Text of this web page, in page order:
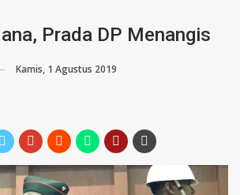
Prada DP Menangis
Kamis, 1 Agustus 2019